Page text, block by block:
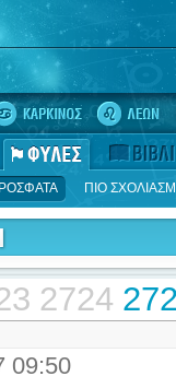
ΠΙΟ
2724
09:50